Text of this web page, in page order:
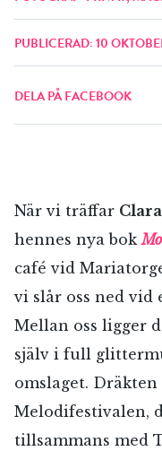
PUBLICERAD: 10
DELA PÅ FACEBOOK
När vi träffar
hennes nya bok
café vid
vi slår oss ned vid
Mellan oss ligger
själv i full
omslaget.
Melodifestivalen,
tillsammans med